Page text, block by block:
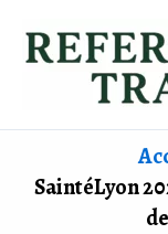
SaintéLyon